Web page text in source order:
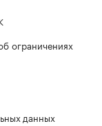
ограничениях
данных